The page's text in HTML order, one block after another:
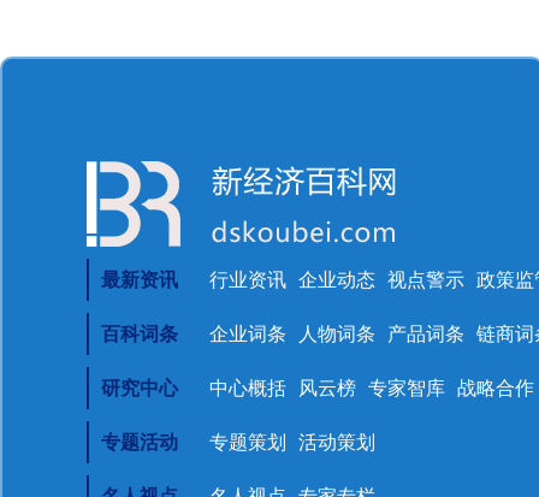
最新资讯 行业资讯 企业动态 视点警示 政策监
百科词条 企业词条 人物词条 产品词条 链商词
研究中心 中心概括 风云榜 专家智库 战略合作
专题活动 专题策划 活动策划